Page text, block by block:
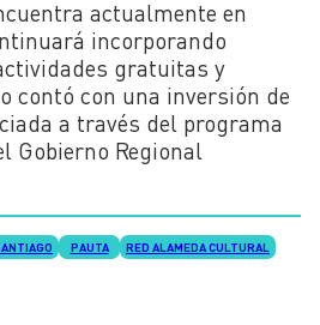
actualmente en
incorporando
gratuitas y
contó con una inversión de
a través del programa
Gobierno Regional
PAUTA RED ALAMEDA CULTURAL